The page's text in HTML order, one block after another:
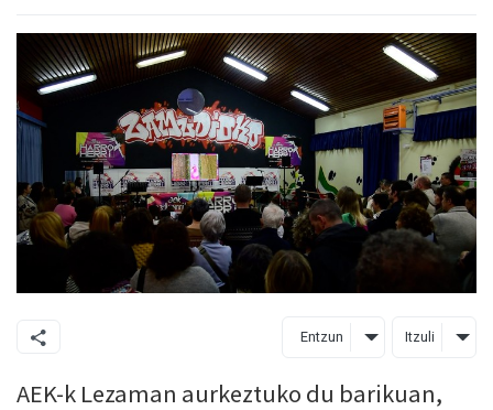
Entzun Itzuli
AEK-k Lezaman aurkeztuko du barikuan,